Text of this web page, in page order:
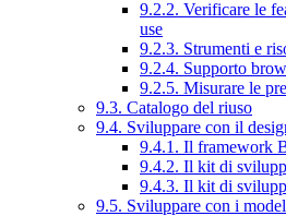
9.2.2. Verificare le
use
9.2.3. Strumenti e
9.2.4. Supporto
9.2.5. Misurare le
9.3. Catalogo del riuso
9.4. Sviluppare con il
9.4.1. Il framework
9.4.2. Il kit di
9.4.3. Il kit di
9.5. Sviluppare con i